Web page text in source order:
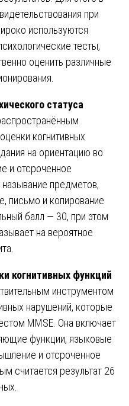
при
используются
тесты,
оценить различные
статуса
когнитивных
на ориентацию во
и отсроченное
предметов,
письмо и копирование
балл — 30, при этом
на вероятное
когнитивных функций
инструментом
нарушений, которые
MMSE. Она включает
функции, языковые
и отсроченное
считается результат 26